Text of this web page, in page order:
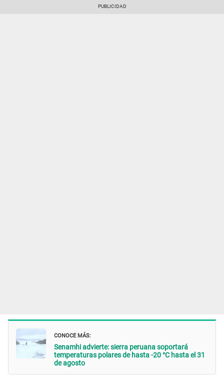
CONOCE MÁS:
Senamhi advierte: sierra peruana soportará
temperaturas polares de hasta -20 °C hasta el 31
de agosto